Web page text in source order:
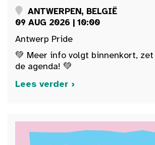
ANTWERPEN, BELGIË
09 AUG 2026 | 10:00
Antwerp Pride
💚 Meer info volgt binnenkort,
de agenda! 💚
Lees verder ›